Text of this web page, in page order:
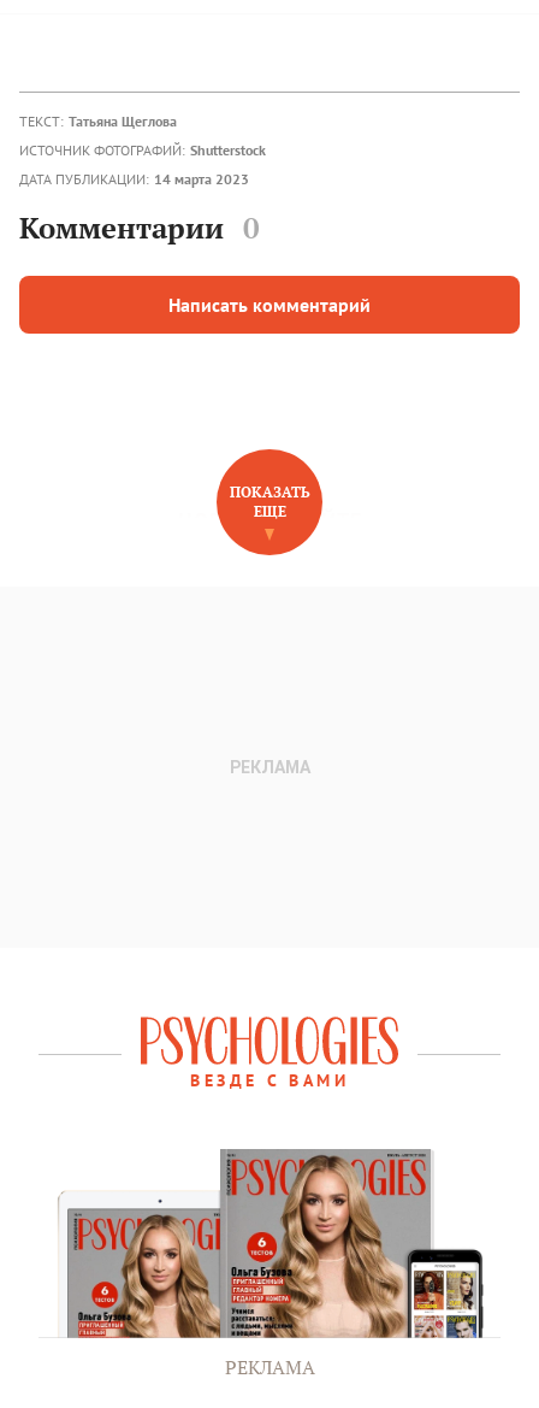
ТЕКСТ: Татьяна Щеглова
ИСТОЧНИК ФОТОГРАФИЙ: Shutterstock
ДАТА ПУБЛИКАЦИИ: 14 марта 2023
Комментарии 0
Написать комментарий
НОВОЕ НА САЙТЕ
ПОКАЗАТЬ
ЕЩЕ
ВЕЗДЕ С ВАМИ
РЕКЛАМА